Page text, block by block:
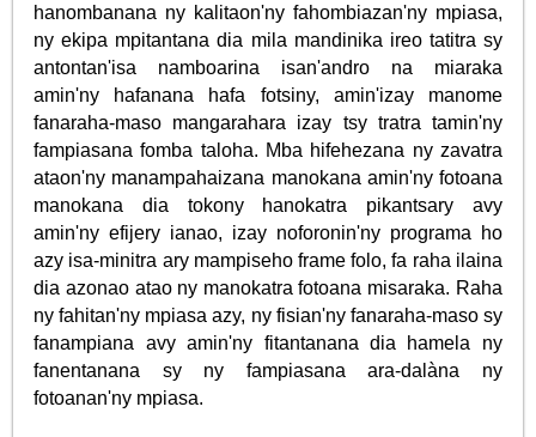
hanombanana ny kalitaon'ny fahombiazan'ny mpiasa,
ny ekipa mpitantana dia mila mandinika ireo tatitra sy
antontan'isa namboarina isan'andro na miaraka
amin'ny hafanana hafa fotsiny, amin'izay manome
fanaraha-maso mangarahara izay tsy tratra tamin'ny
fampiasana fomba taloha. Mba hifehezana ny zavatra
ataon'ny manampahaizana manokana amin'ny fotoana
manokana dia tokony hanokatra pikantsary avy
amin'ny efijery ianao, izay noforonin'ny programa ho
azy isa-minitra ary mampiseho frame folo, fa raha ilaina
dia azonao atao ny manokatra fotoana misaraka. Raha
ny fahitan'ny mpiasa azy, ny fisian'ny fanaraha-maso sy
fanampiana avy amin'ny fitantanana dia hamela ny
fanentanana sy ny fampiasana ara-dalàna ny
fotoanan'ny mpiasa.